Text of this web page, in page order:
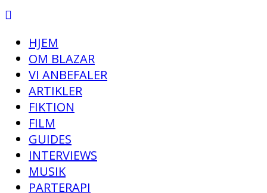
HJEM
OM BLAZAR
VI ANBEFALER
ARTIKLER
FIKTION
FILM
GUIDES
INTERVIEWS
MUSIK
PARTERAPI